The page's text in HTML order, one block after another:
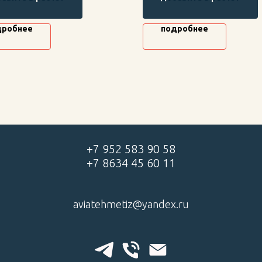
высокая прочность и
строительных конструкций,
прочность и долговечность.
подробнее
+7 952 583 90 58
+7 8634 45 60 11
aviatehmetiz@yandex.ru